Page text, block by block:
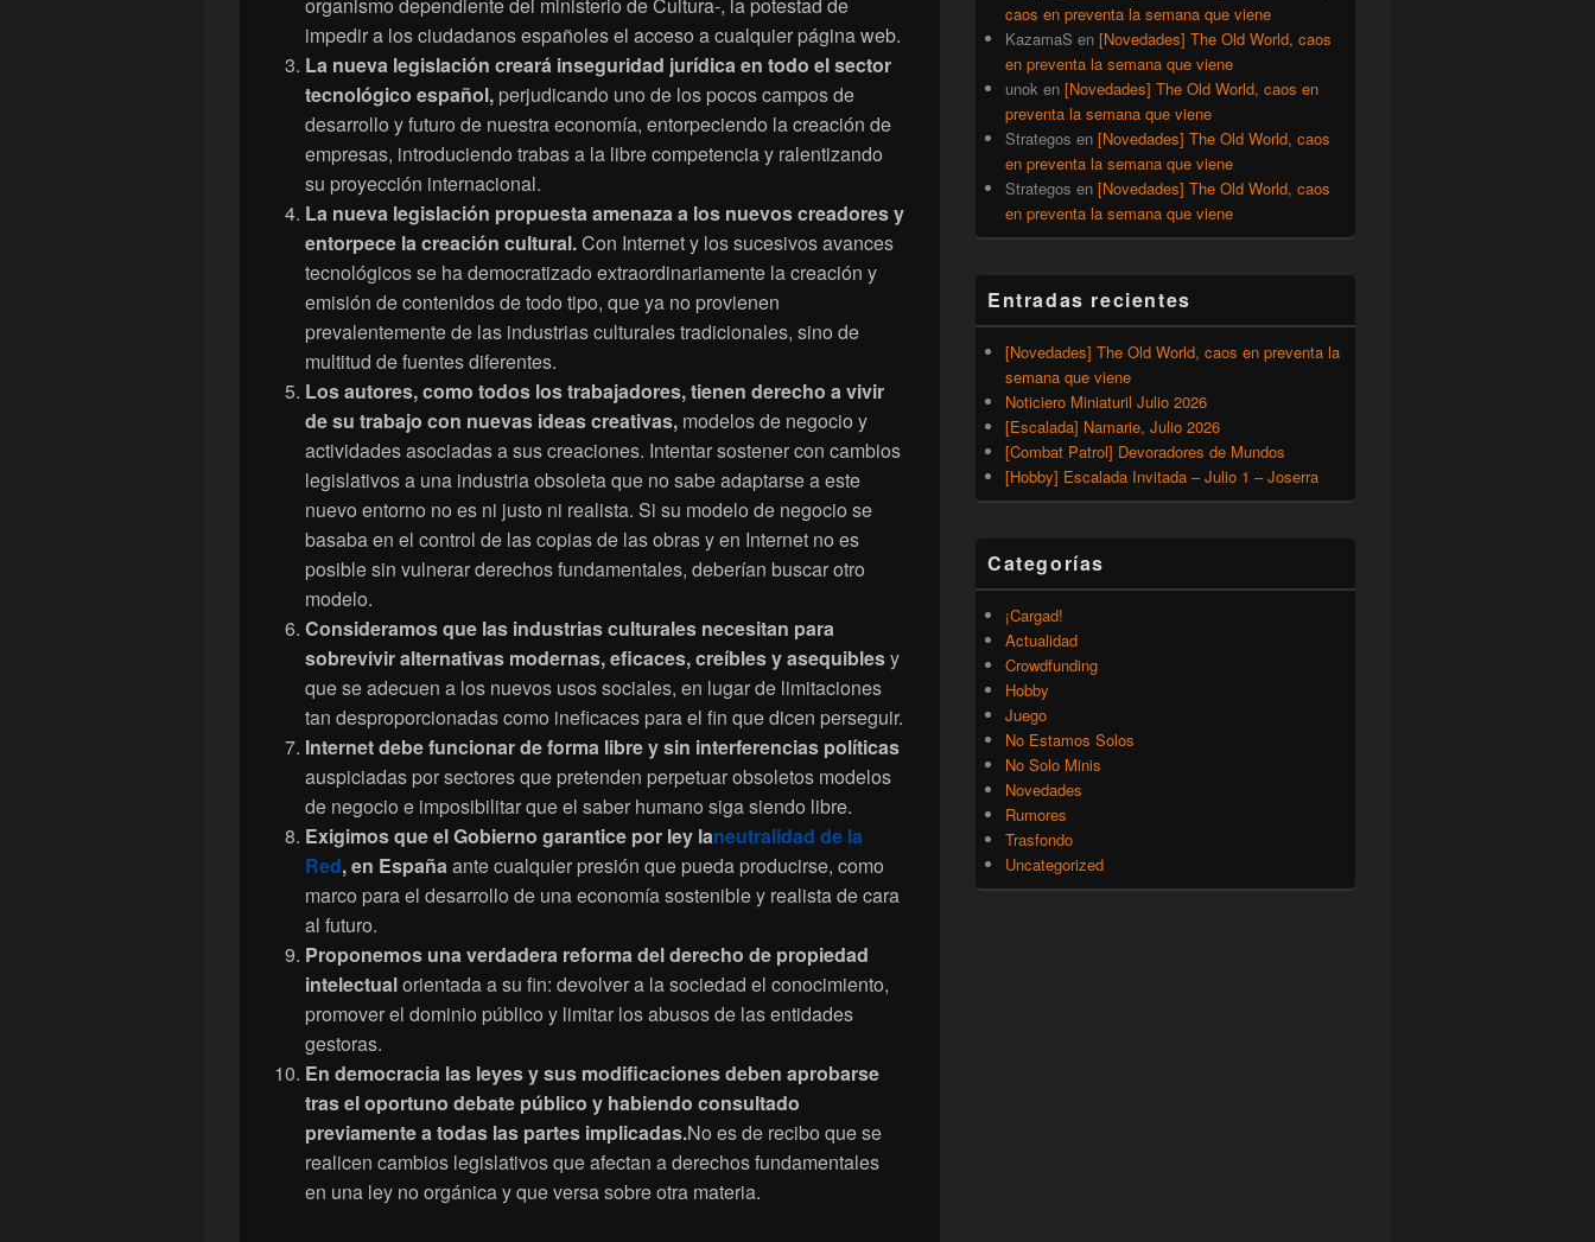
organismo dependiente del ministerio de Cultura-, la potestad de
impedir a los ciudadanos españoles el acceso a cualquier página web.
La nueva legislación creará inseguridad jurídica en todo el sector
tecnológico español, perjudicando uno de los pocos campos de
desarrollo y futuro de nuestra economía, entorpeciendo la creación de
empresas, introduciendo trabas a la libre competencia y ralentizando
su proyección internacional.
La nueva legislación propuesta amenaza a los nuevos creadores y
entorpece la creación cultural.Con Internet y los sucesivos avances
tecnológicos se ha democratizado extraordinariamente la creación y
emisión de contenidos de todo tipo, que ya no provienen
prevalentemente de las industrias culturales tradicionales, sino de
multitud de fuentes diferentes.
Los autores, como todos los trabajadores, tienen derecho a vivir
de su trabajo con nuevas ideas creativas, modelos de negocio y
actividades asociadas a sus creaciones. Intentar sostener con cambios
legislativos a una industria obsoleta que no sabe adaptarse a este
nuevo entorno no es ni justo ni realista. Si su modelo de negocio se
basaba en el control de las copias de las obras y en Internet no es
posible sin vulnerar derechos fundamentales, deberían buscar otro
modelo.
Consideramos que las industrias culturales necesitan para
sobrevivir alternativas modernas, eficaces, creíbles y asequiblesy
que se adecuen a los nuevos usos sociales, en lugar de limitaciones
tan desproporcionadas como ineficaces para el fin que dicen perseguir.
Internet debe funcionar de forma libre y sin interferencias políticas
auspiciadas por sectores que pretenden perpetuar obsoletos modelos
de negocio e imposibilitar que el saber humano siga siendo libre.
Exigimos que el Gobierno garantice por ley laneutralidad de la
Red, en Españaante cualquier presión que pueda producirse, como
marco para el desarrollo de una economía sostenible y realista de cara
al futuro.
Proponemos una verdadera reforma del derecho de propiedad
intelectualorientada a su fin: devolver a la sociedad el conocimiento,
promover el dominio público y limitar los abusos de las entidades
gestoras.
En democracia las leyes y sus modificaciones deben aprobarse
tras el oportuno debate público y habiendo consultado
previamente a todas las partes implicadas.No es de recibo que se
realicen cambios legislativos que afectan a derechos fundamentales
en una ley no orgánica y que versa sobre otra materia.
caos en preventa la semana que viene
KazamaS en [Novedades] The Old World, caos
en preventa la semana que viene
unok en [Novedades] The Old World, caos en
preventa la semana que viene
Strategos en [Novedades] The Old World, caos
en preventa la semana que viene
Strategos en [Novedades] The Old World, caos
en preventa la semana que viene
Entradas recientes
[Novedades] The Old World, caos en preventa la
semana que viene
Noticiero Miniaturil Julio 2026
[Escalada] Namarie, Julio 2026
[Combat Patrol] Devoradores de Mundos
[Hobby] Escalada Invitada – Julio 1 – Joserra
Categorías
¡Cargad!
Actualidad
Crowdfunding
Hobby
Juego
No Estamos Solos
No Solo Minis
Novedades
Rumores
Trasfondo
Uncategorized